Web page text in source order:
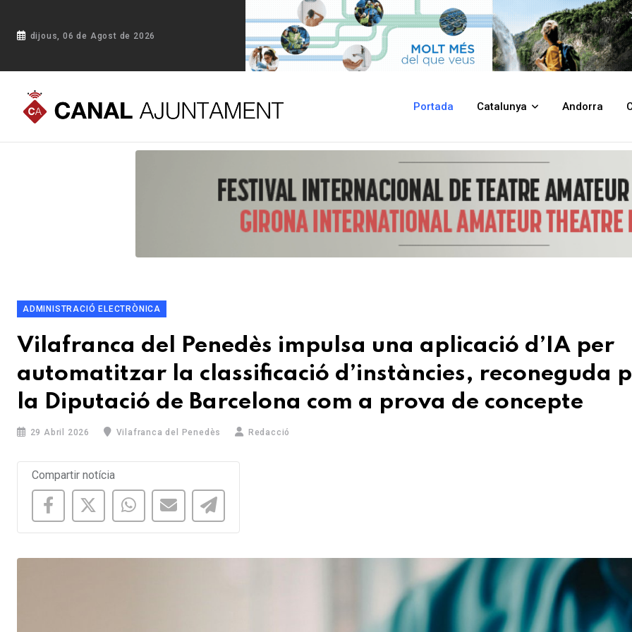
dijous, 06 de Agost de 2026
Portada Catalunya Andorra
Portada Blog Vilafranca del Penedès impulsa una aplicació d’IA per automatitzar la classificació d’instàncies, reconeguda per la
ADMINISTRACIÓ ELECTRÒNICA
Vilafranca del Penedès impulsa una aplicació d’IA per
automatitzar la classificació d’instàncies, reconeguda
la Diputació de Barcelona com a prova de concepte
29 Abril 2026 Vilafranca del Penedès Redacció
Compartir notícia